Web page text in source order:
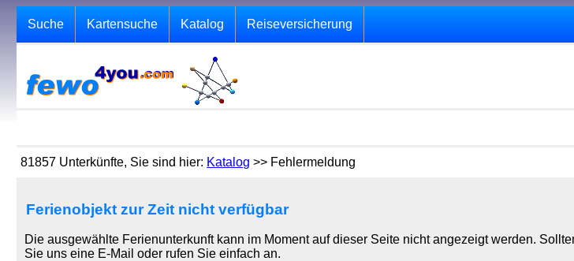
Suche Kartensuche Katalog Reiseversicherung
81857 Unterkünfte, Sie sind hier: Katalog >> Fehlermeldung
Ferienobjekt zur Zeit nicht verfügbar
Die ausgewählte Ferienunterkunft kann im Moment auf dieser Seite nicht angezeigt werden.
Sie uns eine E-Mail oder rufen Sie einfach an.